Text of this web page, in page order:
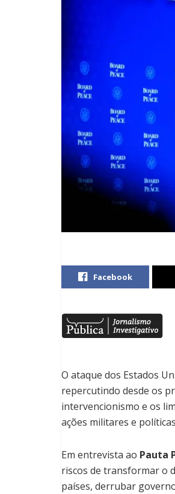
Facebook
O ataque dos Estados
repercutindo desde os
intervencionismo e os
ações militares e
Em entrevista ao Pauta
riscos de transformar o
países, derrubar